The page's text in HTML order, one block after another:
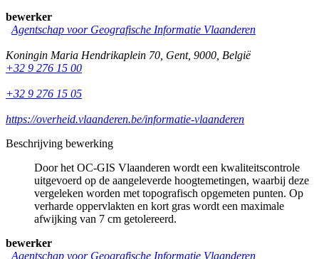
bewerker
Agentschap voor Geografische Informatie Vlaanderen
Koningin Maria Hendrikaplein 70 Gent, 9000 België
+32 9 276 15 00
+32 9 276 15 05
https://overheid.vlaanderen.be/informatie-vlaanderen
Beschrijving bewerking
Door het OC-GIS Vlaanderen wordt een kwaliteitscontrole
uitgevoerd op de aangeleverde hoogtemetingen, waarbij deze
vergeleken worden met topografisch opgemeten punten. Op
verharde oppervlakten en kort gras wordt een maximale
afwijking van 7 cm getolereerd.
bewerker
Agentschap voor Geografische Informatie Vlaanderen